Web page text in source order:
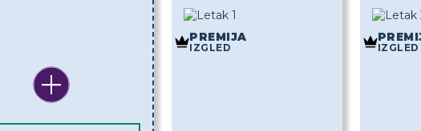
PREMIJA
IZGLED IZGLED